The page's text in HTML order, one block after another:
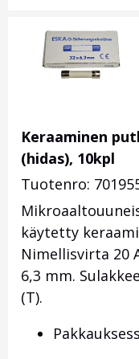
Keraaminen
(hidas), 10kpl
Tuotenro:
käytetty
Nimellisvirta 20
6,3 mm.
(T).